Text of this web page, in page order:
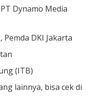
Dynamo Media
Pemda DKI Jakarta
(ITB)
lainnya, bisa cek di